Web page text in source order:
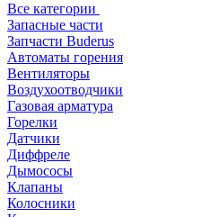
Все категории
Запасные части
Запчасти Buderus
Автоматы горения
Вентиляторы
Воздухоотводчики
Газовая арматура
Горелки
Датчики
Диффреле
Дымососы
Клапаны
Колосники